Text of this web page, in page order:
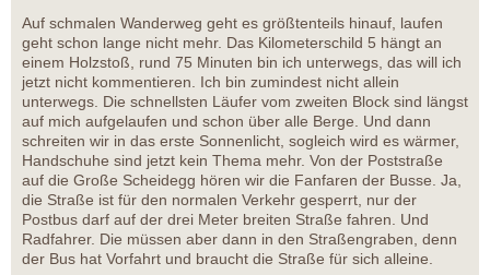
Auf schmalen Wanderweg geht es größtenteils hinauf, laufen
geht schon lange nicht mehr. Das Kilometerschild 5 hängt an
einem Holzstoß, rund 75 Minuten bin ich unterwegs, das will ich
jetzt nicht kommentieren. Ich bin zumindest nicht allein
unterwegs. Die schnellsten Läufer vom zweiten Block sind längst
auf mich aufgelaufen und schon über alle Berge. Und dann
schreiten wir in das erste Sonnenlicht, sogleich wird es wärmer,
Handschuhe sind jetzt kein Thema mehr. Von der Poststraße
auf die Große Scheidegg hören wir die Fanfaren der Busse. Ja,
die Straße ist für den normalen Verkehr gesperrt, nur der
Postbus darf auf der drei Meter breiten Straße fahren. Und
Radfahrer. Die müssen aber dann in den Straßengraben, denn
der Bus hat Vorfahrt und braucht die Straße für sich alleine.